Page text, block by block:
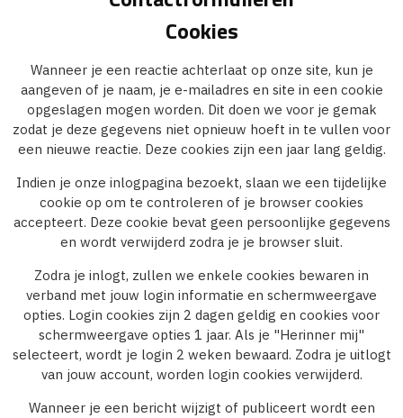
Cookies
Wanneer je een reactie achterlaat op onze site, kun je
aangeven of je naam, je e-mailadres en site in een cookie
opgeslagen mogen worden. Dit doen we voor je gemak
zodat je deze gegevens niet opnieuw hoeft in te vullen voor
een nieuwe reactie. Deze cookies zijn een jaar lang geldig.
Indien je onze inlogpagina bezoekt, slaan we een tijdelijke
cookie op om te controleren of je browser cookies
accepteert. Deze cookie bevat geen persoonlijke gegevens
en wordt verwijderd zodra je je browser sluit.
Zodra je inlogt, zullen we enkele cookies bewaren in
verband met jouw login informatie en schermweergave
opties. Login cookies zijn 2 dagen geldig en cookies voor
schermweergave opties 1 jaar. Als je "Herinner mij"
selecteert, wordt je login 2 weken bewaard. Zodra je uitlogt
van jouw account, worden login cookies verwijderd.
Wanneer je een bericht wijzigt of publiceert wordt een